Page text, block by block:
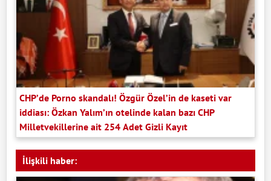
CHP’de Porno skandalı! Özgür Özel’in de kaseti var
iddiası: Özkan Yalım’ın otelinde kalan bazı CHP
Milletvekillerine ait 254 Adet Gizli Kayıt
İlişkili haber: